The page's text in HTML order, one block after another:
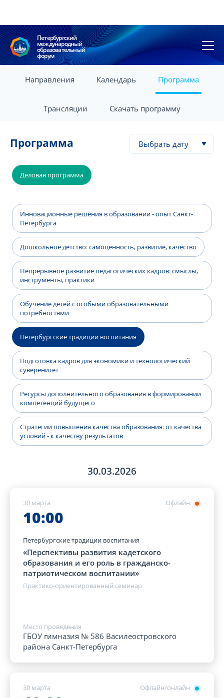
Петербургский
международный
образовательный
форум
Направления Календарь Программа
Трансляции Скачать программу
Программа Выбрать дату
Деловая программа
Инновационные решения в образовании - опыт Санкт-
Петербурга
Дошкольное детство: самоценность, развитие, качество
Непрерывное развитие педагогических кадров: смыслы,
инструменты, практики
Обучение детей с особыми образовательными
потребностями
Петербургские традиции воспитания
Подготовка кадров для экономики и технологический
суверенитет
Ресурсы дополнительного образования в формировании
компетенций будущего
Стратегии повышения качества образования: от качества
условий - к качеству результатов
30.03.2026
Офлайн
30 марта
10:00
Петербургские традиции воспитания
«Перспективы развития кадетского
образования и его роль в гражданско-
патриотическом воспитании»
Практико-ориентированный семинар
Место проведения
ГБОУ гимназия № 586 Василеостровского
района Санкт-Петербурга
Офлайн/онлайн
30 марта